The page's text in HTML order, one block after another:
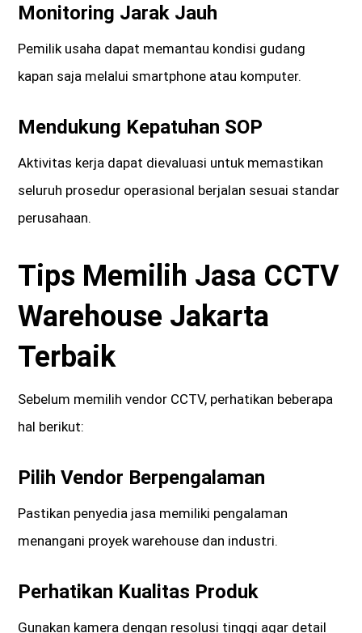
Monitoring Jarak Jauh
Pemilik usaha dapat memantau kondisi gudang
kapan saja melalui smartphone atau komputer.
Mendukung Kepatuhan SOP
Aktivitas kerja dapat dievaluasi untuk memastikan
seluruh prosedur operasional berjalan sesuai standar
perusahaan.
Tips Memilih Jasa CCTV
Warehouse Jakarta
Terbaik
Sebelum memilih vendor CCTV, perhatikan beberapa
hal berikut:
Pilih Vendor Berpengalaman
Pastikan penyedia jasa memiliki pengalaman
menangani proyek warehouse dan industri.
Perhatikan Kualitas Produk
Gunakan kamera dengan resolusi tinggi agar detail